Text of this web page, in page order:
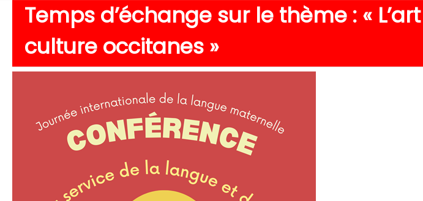
Temps d’échange sur le thème : «
culture occitanes »